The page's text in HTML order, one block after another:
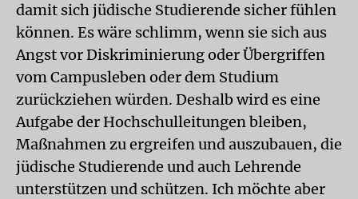
damit sich jüdische Studierende sicher fühlen
können. Es wäre schlimm, wenn sie sich aus
Angst vor Diskriminierung oder Übergriffen
vom Campusleben oder dem Studium
zurückziehen würden. Deshalb wird es eine
Aufgabe der Hochschulleitungen bleiben,
Maßnahmen zu ergreifen und auszubauen, die
jüdische Studierende und auch Lehrende
unterstützen und schützen. Ich möchte aber